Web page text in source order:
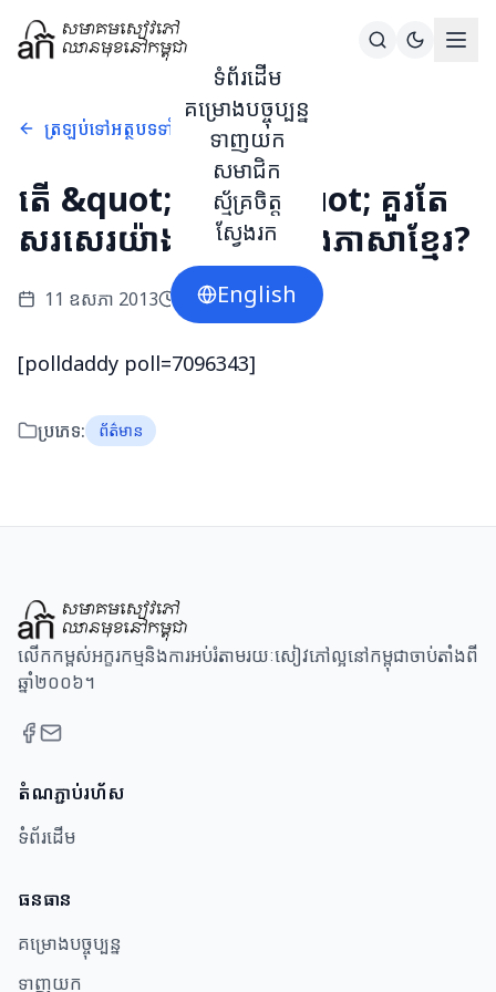
ទំព័រដើម
គម្រោងបច្ចុប្បន្ន
ទាញយក
សមាជិក
ស្ម័គ្រចិត្ត
ស្វែងរក
English
ត្រឡប់ទៅអត្ថបទទាំងអស់
តើ &quot;អ៊ីមែល&quot; គួរតែ
សរសេរយ៉ាងដូចម្តេចក្នុងភាសាខ្មែរ?
11 ឧសភា 2013 នាទីអាន
[polldaddy poll=7096343]
ប្រភេទ: ព័ត៌មាន
លើកកម្ពស់អក្ខរកម្មនិងការអប់រំតាមរយៈសៀវភៅល្អនៅកម្ពុជាចាប់តាំងពី
ឆ្នាំ២០០៦។
តំណភ្ជាប់រហ័ស
ទំព័រដើម
ធនធាន​
គម្រោងបច្ចុប្បន្ន
ទាញយក